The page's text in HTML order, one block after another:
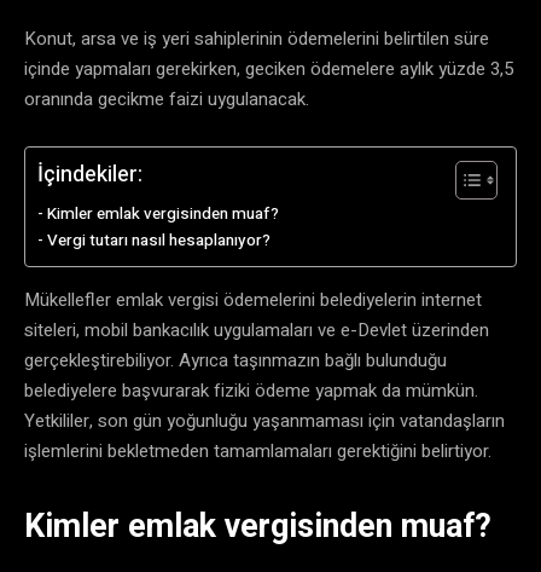
Konut, arsa ve iş yeri sahiplerinin ödemelerini belirtilen süre
içinde yapmaları gerekirken, geciken ödemelere aylık yüzde 3,5
oranında gecikme faizi uygulanacak.
İçindekiler:
Kimler emlak vergisinden muaf?
Vergi tutarı nasıl hesaplanıyor?
Mükellefler emlak vergisi ödemelerini belediyelerin internet
siteleri, mobil bankacılık uygulamaları ve e-Devlet üzerinden
gerçekleştirebiliyor. Ayrıca taşınmazın bağlı bulunduğu
belediyelere başvurarak fiziki ödeme yapmak da mümkün.
Yetkililer, son gün yoğunluğu yaşanmaması için vatandaşların
işlemlerini bekletmeden tamamlamaları gerektiğini belirtiyor.
Kimler emlak vergisinden muaf?